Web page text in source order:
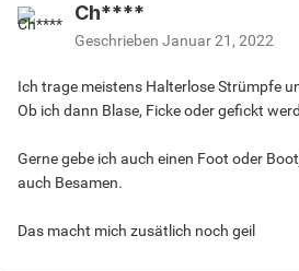
Ch****
Geschrieben Januar 21, 2022
Ich trage meistens Halterlose Strümpfe
Ob ich dann Blase, Ficke oder gefickt
Gerne gebe ich auch einen Foot oder
auch Besamen.
Das macht mich zusätlich noch geil